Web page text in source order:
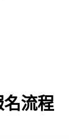
名流程